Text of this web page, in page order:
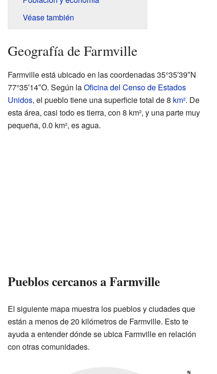
Véase también
Geografía de Farmville
Farmville está ubicado en las coordenadas 35°35′39″N
77°35′14″O. Según laOficina del Censo de Estados
Unidos, el pueblo tiene una superficie total de 8 km². De
esta área, casi todo es tierra, con 8 km², y una parte muy
pequeña, 0.0 km², es agua.
Pueblos cercanos a Farmville
El siguiente mapa muestra los pueblos y ciudades que
están a menos de 20 kilómetros de Farmville. Esto te
ayuda a entender dónde se ubica Farmville en relación
con otras comunidades.